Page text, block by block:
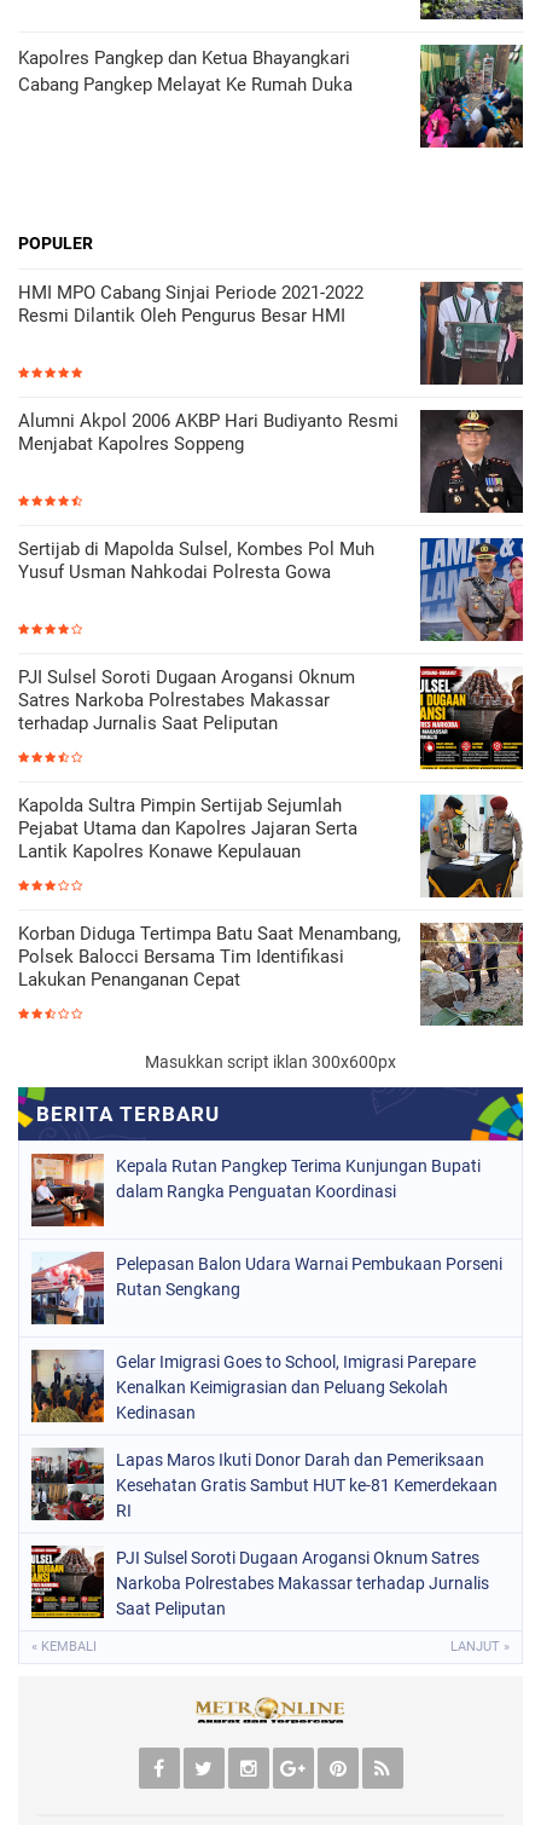
Kapolres Pangkep dan Ketua Bhayangkari
Cabang Pangkep Melayat Ke Rumah Duka
POPULER
HMI MPO Cabang Sinjai Periode 2021-2022
Resmi Dilantik Oleh Pengurus Besar HMI
Alumni Akpol 2006 AKBP Hari Budiyanto Resmi
Menjabat Kapolres Soppeng
Sertijab di Mapolda Sulsel, Kombes Pol Muh
Yusuf Usman Nahkodai Polresta Gowa
PJI Sulsel Soroti Dugaan Arogansi Oknum
Satres Narkoba Polrestabes Makassar
terhadap Jurnalis Saat Peliputan
Kapolda Sultra Pimpin Sertijab Sejumlah
Pejabat Utama dan Kapolres Jajaran Serta
Lantik Kapolres Konawe Kepulauan
Korban Diduga Tertimpa Batu Saat Menambang,
Polsek Balocci Bersama Tim Identifikasi
Lakukan Penanganan Cepat
Masukkan script iklan 300x600px
Kepala Rutan Pangkep Terima Kunjungan Bupati
dalam Rangka Penguatan Koordinasi
Pelepasan Balon Udara Warnai Pembukaan Porseni
Rutan Sengkang
Gelar Imigrasi Goes to School, Imigrasi Parepare
Kenalkan Keimigrasian dan Peluang Sekolah
Kedinasan
Lapas Maros Ikuti Donor Darah dan Pemeriksaan
Kesehatan Gratis Sambut HUT ke-81 Kemerdekaan
RI
PJI Sulsel Soroti Dugaan Arogansi Oknum Satres
Narkoba Polrestabes Makassar terhadap Jurnalis
Saat Peliputan
« KEMBALI LANJUT »